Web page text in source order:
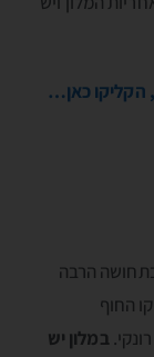
הרבה
החוף
במלון יש